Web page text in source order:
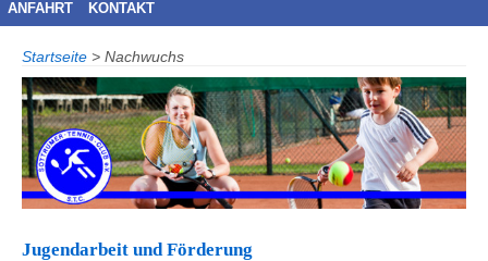
ANFAHRT KONTAKT
Startseite > Nachwuchs
Jugendarbeit und Förderung